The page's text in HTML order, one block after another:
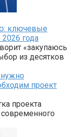
ключевые
года
«закупаюсь
из десятков
проект
проекта